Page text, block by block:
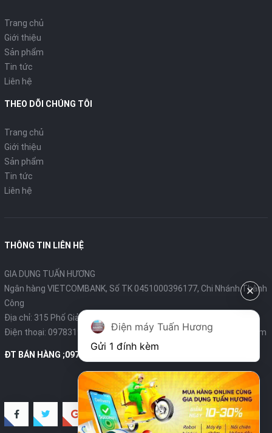
Trang chủ
Giới thiệu
Sản phẩm
Tin tức
Liên hệ
THEO DÕI CHÚNG TÔI
Trang chủ
Giới thiệu
Sản phẩm
Tin tức
Liên hệ
THÔNG TIN LIÊN HỆ
GIA DỤNG TUẤN HƯƠNG
Ngân hàng VIETCOMBANK, Số TK 0451000396177, Chi Nhánh Thành
Công
Địa chỉ: 315 Phố Giảng Võ - Ba Đình - Hà Nội
Điện thoại: 0978319375- Email:diengiadungtuanhuong@gmail.com
ĐT BÁN HÀNG ;0978319375
Điện máy Tuấn Hương
Gửi 1 đính kèm